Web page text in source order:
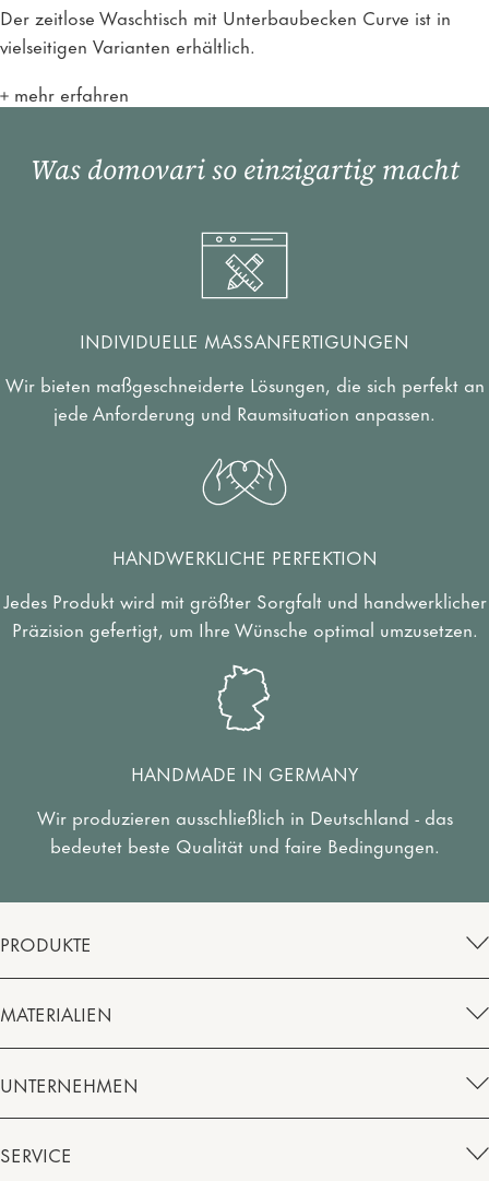
Der zeitlose Waschtisch mit Unterbaubecken Curve ist in
vielseitigen Varianten erhältlich.
mehr erfahren
Was domovari so einzigartig macht
INDIVIDUELLE MASSANFERTIGUNGEN
Wir bieten maßgeschneiderte Lösungen, die sich perfekt an
jede Anforderung und Raumsituation anpassen.
HANDWERKLICHE PERFEKTION
Jedes Produkt wird mit größter Sorgfalt und handwerklicher
Präzision gefertigt, um Ihre Wünsche optimal umzusetzen.
HANDMADE IN GERMANY
Wir produzieren ausschließlich in Deutschland - das
bedeutet beste Qualität und faire Bedingungen.
PRODUKTE
MATERIALIEN
UNTERNEHMEN
SERVICE